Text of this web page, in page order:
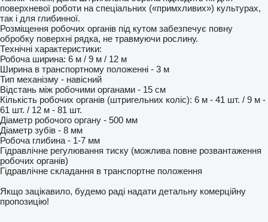
поверхневої роботи на спеціальних («примхливих») культурах,
так і для глибинної.
Розміщення робочих органів під кутом забезпечує повну
обробку поверхні рядка, не травмуючи рослину.
Технічні характеристики:
Робоча ширина: 6 м / 9 м / 12 м
Ширина в транспортному положенні - 3 м
Тип механізму - навісний
Відстань між робочими органами - 15 см
Кількість робочих органів (штригельних коліс): 6 м - 41 шт. / 9 м -
61 шт. / 12 м - 81 шт.
Діаметр робочого органу - 500 мм
Діаметр зубів - 8 мм
Робоча глибина - 1-7 мм
Гідравлічне регулювання тиску (можлива повне розвантаження
робочих органів)
Гідравлічне складання в транспортне положення
Якщо зацікавило, будемо раді надати детальну комерційну
пропозицію!